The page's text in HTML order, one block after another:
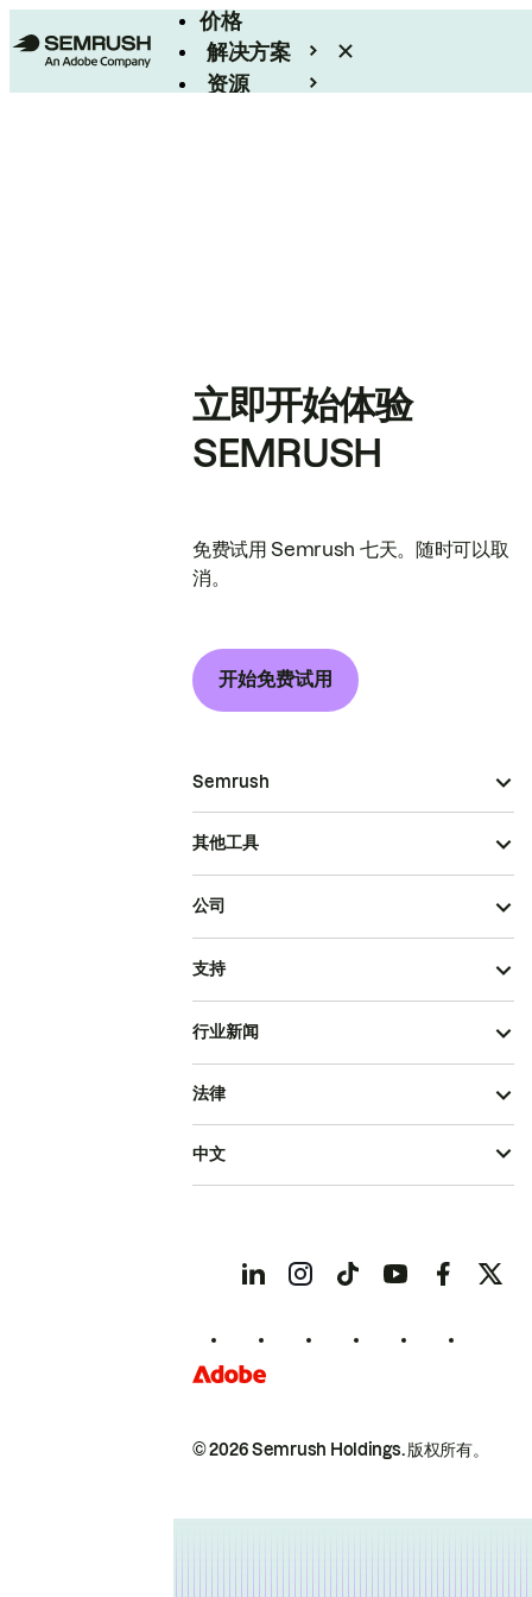
价格
解决方案
资源
立即开始体验
SEMRUSH
免费试用 Semrush 七天。随时可以取
消。
开始免费试用
Semrush
其他工具
公司
支持
行业新闻
© 2026 Semrush Holdings.版权所有。
法律
中文